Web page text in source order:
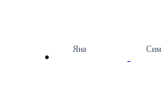
Яна